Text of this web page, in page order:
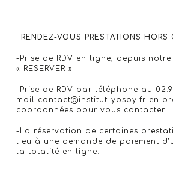
RENDEZ-VOUS PRESTATIONS HORS
-Prise de RDV en ligne, depuis
« RESERVER »
-Prise de RDV par téléphone au
mail contact@institut-yosoy.fr en
coordonnées pour vous contacter.
-La réservation de certaines
lieu à une demande de paiement
la totalité en ligne.